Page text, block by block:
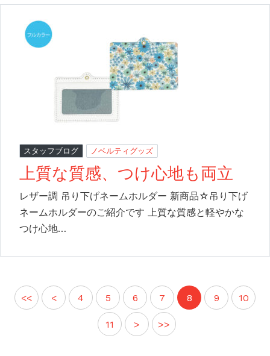
スタッフブログ ノベルティグッズ
上質な質感、つけ心地も両立
レザー調 吊り下げネームホルダー 新商品☆吊り下げ
ネームホルダーのご紹介です 上質な質感と軽やかな
つけ心地…
<< < 4 5 6 7 8 9 10
11 > >>